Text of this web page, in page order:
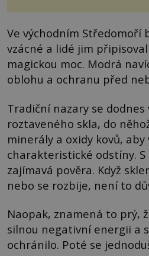
Ve východním Středomoří
vzácné a lidé jim
magickou moc. Modrá
oblohu a ochranu před
Tradiční nazary se dodnes
roztaveného skla, do
minerály a oxidy kovů, aby
charakteristické odstíny.
zajímavá pověra. Když
nebo se rozbije, není to
Naopak, znamená to prý,
silnou negativní energii a
ochránilo. Poté se